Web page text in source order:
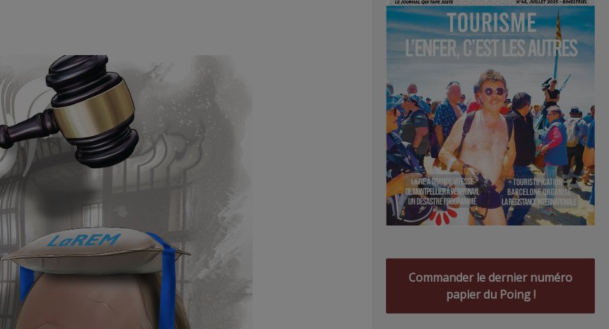
Commander le dernier numéro
papier du Poing !